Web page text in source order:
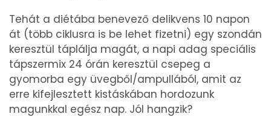
Tehát a diétába benevező delikvens 10 napon
át (több ciklusra is be lehet fizetni) egy szondán
keresztül táplálja magát, a napi adag speciális
tápszermix 24 órán keresztül csepeg a
gyomorba egy üvegből/ampullából, amit az
erre kifejlesztett kistáskában hordozunk
magunkkal egész nap. Jól hangzik?